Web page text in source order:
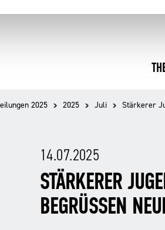
2025 2025 Juli Stärkerer
14.07.2025
STÄRKERER
BEGRÜSSEN